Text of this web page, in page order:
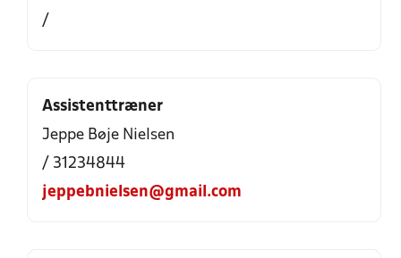
/
Assistenttræner
Jeppe Bøje Nielsen
/ 31234844
jeppebnielsen@gmail.com